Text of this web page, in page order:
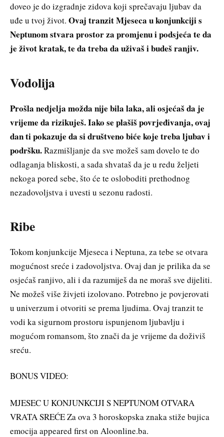
doveo je do izgradnje zidova koji sprečavaju ljubav da
uđe u tvoj život. Ovaj tranzit Mjeseca u konjunkciji s
Neptunom stvara prostor za promjenu i podsjeća te da
je život kratak, te da treba da uživaš i budeš ranjiv.
Vodolija
Prošla nedjelja možda nije bila laka, ali osjećaš da je
vrijeme da rizikuješ. Iako se plašiš povrjeđivanja, ovaj
dan ti pokazuje da si društveno biće koje treba ljubav i
podršku.Razmišljanje da sve možeš sam dovelo te do
odlaganja bliskosti, a sada shvataš da je u redu željeti
nekoga pored sebe, što će te osloboditi prethodnog
nezadovoljstva i uvesti u sezonu radosti.
Ribe
Tokom konjunkcije Mjeseca i Neptuna, za tebe se otvara
mogućnost sreće i zadovoljstva. Ovaj dan je prilika da se
osjećaš ranjivo, ali i da razumiješ da ne moraš sve dijeliti.
Ne možeš više živjeti izolovano. Potrebno je povjerovati
u univerzum i otvoriti se prema ljudima. Ovaj tranzit te
vodi ka sigurnom prostoru ispunjenom ljubavlju i
mogućom romansom, što znači da je vrijeme da doživiš
sreću.
BONUS VIDEO:
MJESEC U KONJUNKCIJI S NEPTUNOM OTVARA
VRATA SREĆE Za ova 3 horoskopska znaka stiže bujica
emocija appeared first on Aloonline.ba.